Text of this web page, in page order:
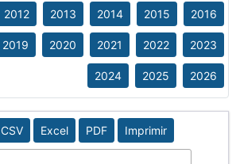
2012 2013 2014 2015 2016
2019 2020 2021 2022 2023
2024 2025 2026
CSV Excel PDF Imprimir